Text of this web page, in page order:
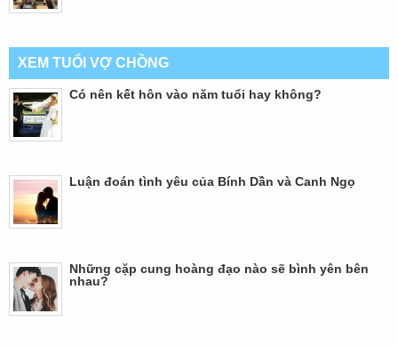
XEM TUỔI VỢ CHỒNG
Có nên kết hôn vào năm tuổi hay không?
Luận đoán tình yêu của Bính Dần và Canh Ngọ
Những cặp cung hoàng đạo nào sẽ bình yên bên
nhau?